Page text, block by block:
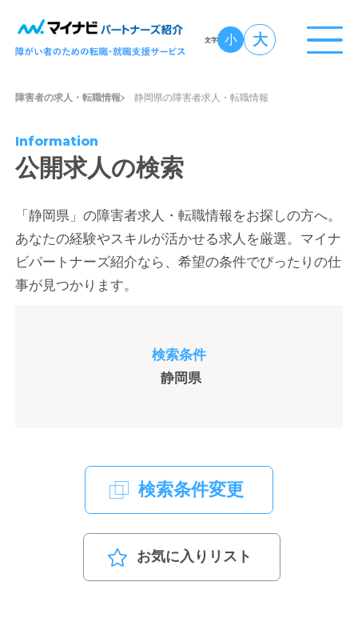
文字 小 大
障害者の求人・転職情報 静岡県の障害者求人・転職情報
Information
公開求人の検索
「静岡県」の障害者求人・転職情報をお探しの方へ。
あなたの経験やスキルが活かせる求人を厳選。マイナ
ビパートナーズ紹介なら、希望の条件でぴったりの仕
事が見つかります。
検索条件
静岡県
検索条件変更
お気に入りリスト